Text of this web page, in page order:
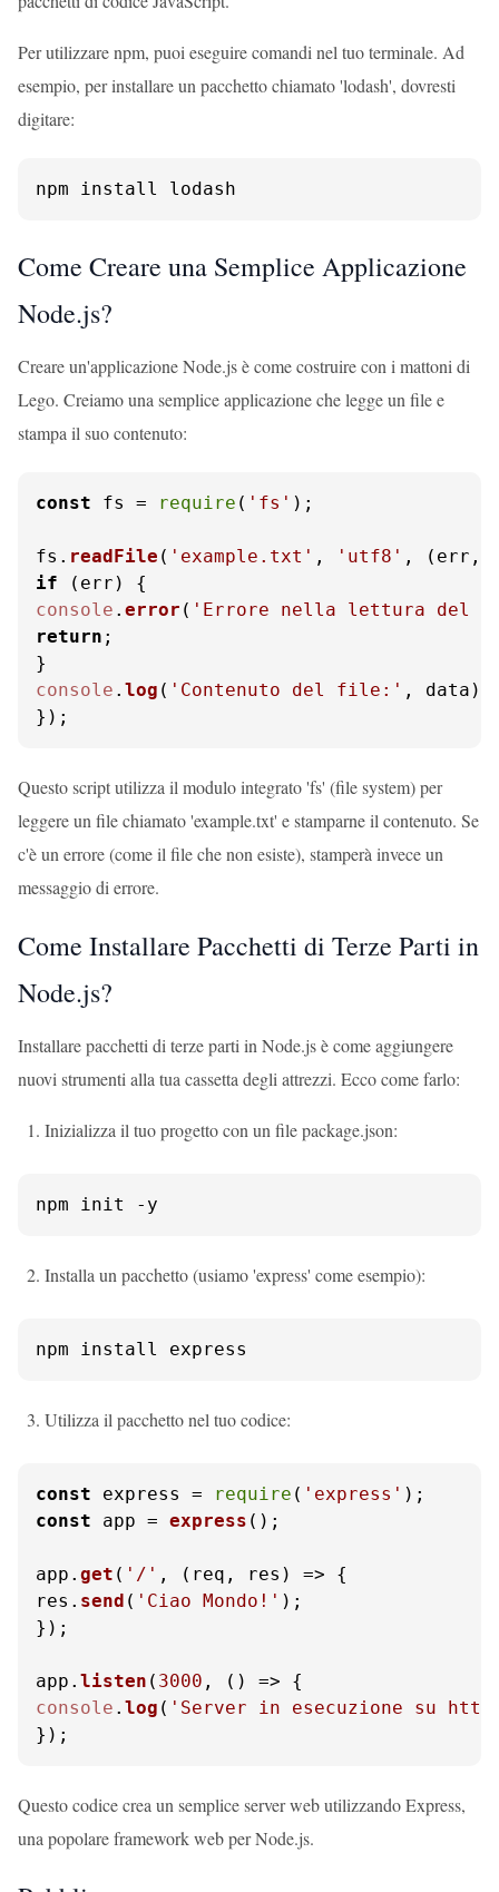
Per utilizzare npm, puoi eseguire comandi nel tuo terminale. Ad
esempio, per installare un pacchetto chiamato 'lodash', dovresti
digitare:
npm install lodash
Come Creare una Semplice Applicazione
Node.js?
Creare un'applicazione Node.js è come costruire con i mattoni di
Lego. Creiamo una semplice applicazione che legge un file e
stampa il suo contenuto:
const fs = require ( 'fs' );
fs. readFile ( 'example.txt' , 'utf8' , ( err,
if
console . error ( 'Errore nella lettura del
return ;
console . log ( 'Contenuto del file:' , data);
});
Questo script utilizza il modulo integrato 'fs' (file system) per
leggere un file chiamato 'example.txt' e stamparne il contenuto. Se
c'è un errore (come il file che non esiste), stamperà invece un
messaggio di errore.
Come Installare Pacchetti di Terze Parti in
Node.js?
Installare pacchetti di terze parti in Node.js è come aggiungere
nuovi strumenti alla tua cassetta degli attrezzi. Ecco come farlo:
Inizializza il tuo progetto con un file package.json:
npm init -y
Installa un pacchetto (usiamo 'express' come esempio):
npm install express
Utilizza il pacchetto nel tuo codice:
const express = require ( 'express'
const app = express ();
app. get ( '/' , ( req, res ) => {
res. send ( 'Ciao Mondo!' );
});
app. listen ( 3000 , () =>
console . log ( 'Server in esecuzione su
});
Questo codice crea un semplice server web utilizzando Express,
una popolare framework web per Node.js.